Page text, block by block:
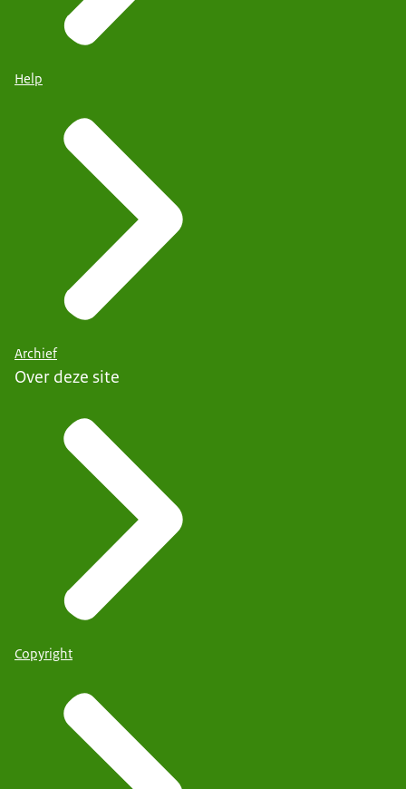
Help
Archief
Over deze site
Copyright